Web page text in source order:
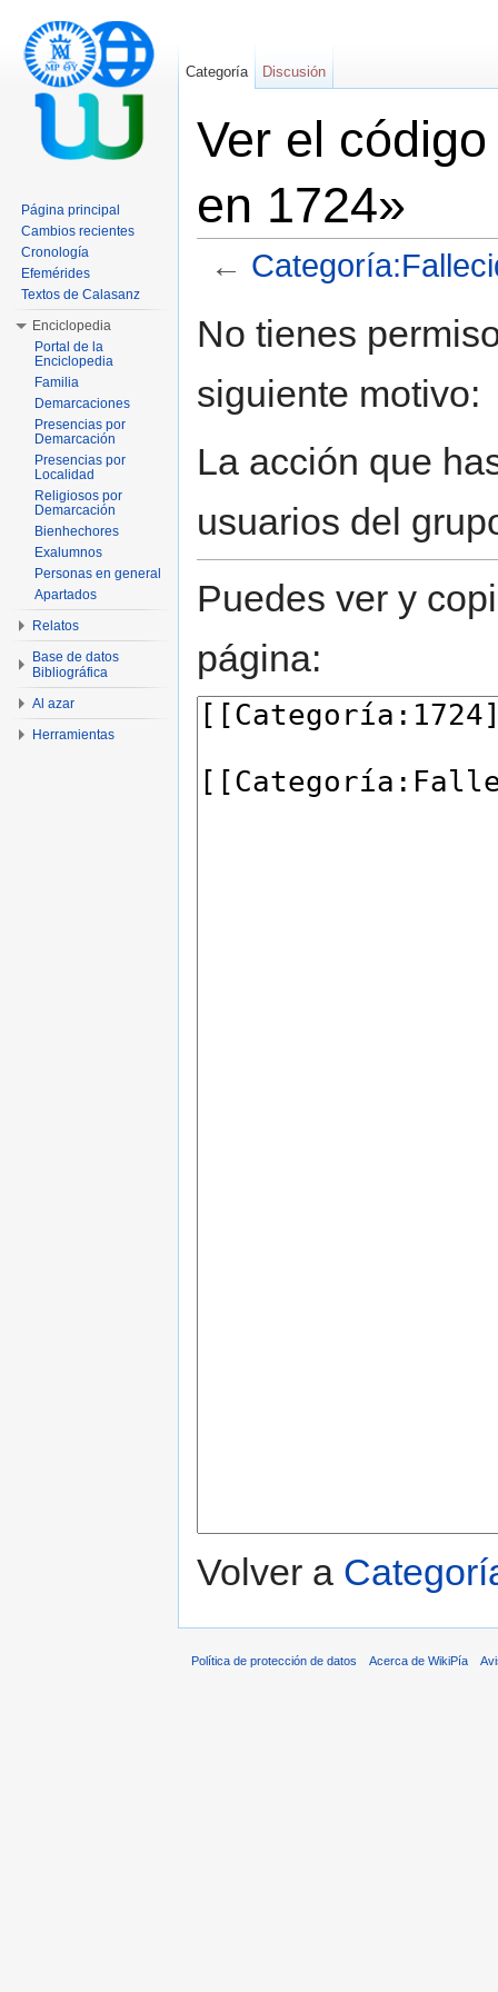
Ver el
en 1724»
←
No tienes
siguiente motivo:
La acción que
usuarios del
Puedes ver y
página:
Volver a
Categoría Discusión
Página principal
Cambios recientes
Cronología
Efemérides
Textos de Calasanz
Enciclopedia
Portal de la
Enciclopedia
Familia
Demarcaciones
Presencias por
Demarcación
Presencias por
Localidad
Religiosos por
Demarcación
Bienhechores
Exalumnos
Personas en general
Apartados
Relatos
Base de datos
Bibliográfica
Al azar
Herramientas
Política de protección de datos Acerca de WikiPía